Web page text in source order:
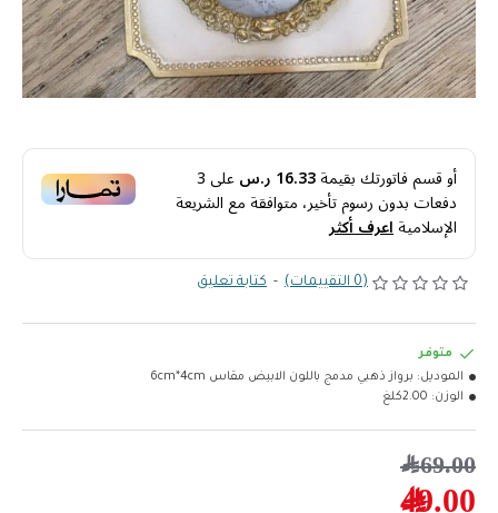
أو قسم فاتورتك بقيمة16.33 ر.س على3
دفعات بدون رسوم تأخير، متوافقة مع الشريعة
الإسلاميةاعرف أكثر
(0 التقييمات) - كتابة تعليق
49.00﷼
69.00﷼
متوفر
الموديل: برواز ذهبي مدمج باللون الابيض مقاس 6cm*4cm
الوزن: 2.00كلغ